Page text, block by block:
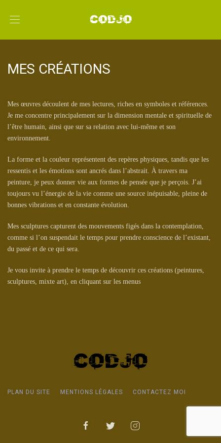
MES CRÉATIONS
Mes œuvres découlent de mes lectures, riches en symboles et références.
Je me concentre principalement sur la dimension mentale et spirituelle de
l’être humain, ainsi que sur sa relation avec lui-même et son
environnement.
La forme et la couleur représentent des repères physiques, tandis que les
ressentis et les émotions sont ancrés dans l’abstrait. À travers ma
peinture, je peux donner vie aux formes de pensée que je perçois. J’ai
toujours vu l’énergie de la vie comme une source inépuisable, pleine de
bonnes vibrations et en constante évolution.
Mes sculptures capturent des mouvements figés dans la contemplation,
comme si l’on suspendait le temps pour prendre conscience de l’existant,
du passé et de ce qui sera.
Je vous invite à prendre le temps de découvrir ces créations (peintures,
sculptures, mixte art), en cliquant sur les menus
PLAN DU SITE MENTIONS LÉGALES CONTACTEZ MOI